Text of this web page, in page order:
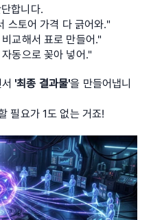
합니다.
스토어 가격 다 긁어와."
교해서 표로 만들어."
동으로 꽂아 넣어."
'최종 결과물'을 만들어냅니
필요가 1도 없는 거죠!